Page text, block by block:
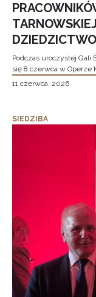
Podczas uroczystej Gali
się 8 czerwca w Operze
11 czerwca, 2026
SIEDZIBA